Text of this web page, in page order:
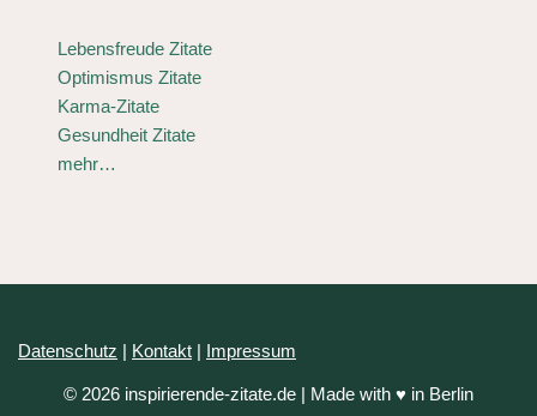
Lebensfreude Zitate
Optimismus Zitate
Karma-Zitate
Gesundheit Zitate
mehr…
Datenschutz | Kontakt | Impressum
© 2026 inspirierende-zitate.de | Made with ♥ in Berlin